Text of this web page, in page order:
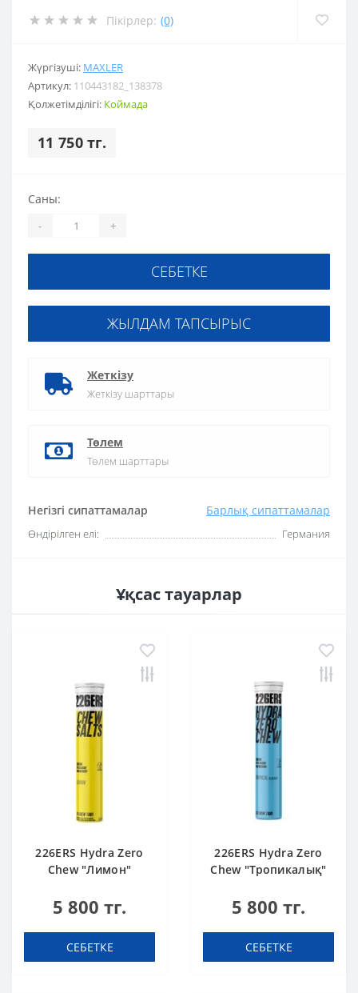
Пікірлер: (0)
Жүргізуші: MAXLER
Артикул: 110443182_138378
Қолжетімділігі: Коймада
11 750 тг.
Негізгі сипаттамалар Барлық сипаттамалар
Өндірілген елі: Германия
Саны:
- +
СЕБЕТКЕ
ЖЫЛДАМ ТАПСЫРЫС
Жеткізу
Жеткізу шарттары
Төлем
Төлем шарттары
Ұқсас тауарлар
226ERS Hydra Zero
Chew "Лимон"
электролиттер (13
5 800 тг.
СЕБЕТКЕ
226ERS Hydra Zero
Chew "Тропикалық"
электролиттер (13
5 800 тг.
СЕБЕТКЕ